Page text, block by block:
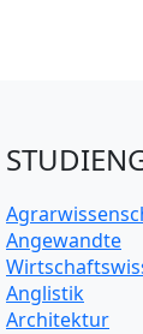
Angewandte
Anglistik
Architektur